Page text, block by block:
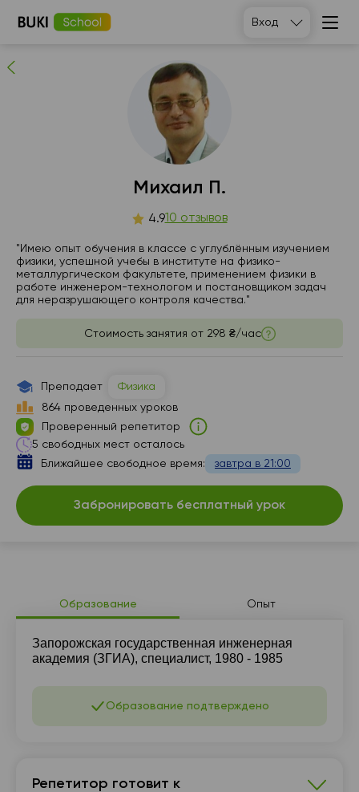
Вход
Михаил П. людей рекомендуют
Образование Опыт
Запорожская государственная инженерная
академия (ЗГИА), специалист, 1980 - 1985
Образование подтверждено
Репетитор готовит к
Михаил П.
4.910 отзывов
"Имею опыт обучения в классе с углублённым изучением
физики, успешной учебы в институте на физико-
металлургическом факультете, применением физики в
работе инженером-технологом и постановщиком задач
для неразрушающего контроля качества."
Стоимость занятия от 298 ₴/час
Преподает
Физика
864 проведенных уроков
Проверенный репетитор
5 свободных мест осталось
Ближайшее свободное время:
завтра в 21:00
Забронировать бесплатный урок
пт
сб
Нет
свободных
часов
21:00
Нет
свободных
часов
16:00